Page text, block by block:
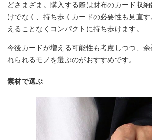
どさまざま。購入する際は財布のカード収
けでなく、持ち歩くカードの必要性も見直
えることなくコンパクトに持ち歩けます。
今後カードが増える可能性も考慮しつつ、
れられるモノを選ぶのがおすすめです。
素材で選ぶ